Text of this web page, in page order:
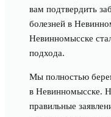
вам подтвердить
болезней в
Невинномысске
подхода.
Мы полностью
в Невинномысске.
правильные